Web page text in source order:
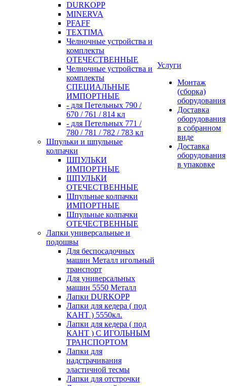
DURKOPP
MINERVA
PFAFF
TEXTIMA
Челночные устройства и
комплекты
ОТЕЧЕСТВЕННЫЕ
Челночные устройства и
комплекты
СПЕЦИАЛЬНЫЕ
ИМПОРТНЫЕ
- для Петельных 790 /
670 / 761 / 814 кл
- для Петельных 771 /
780 / 781 / 782 / 783 кл
Шпульки и шпульные
колпачки
ШПУЛЬКИ
ИМПОРТНЫЕ
ШПУЛЬКИ
ОТЕЧЕСТВЕННЫЕ
Шпульные колпачки
ИМПОРТНЫЕ
Шпульные колпачки
ОТЕЧЕСТВЕННЫЕ
Лапки универсальные и
подошвы
Для беспосадочных
машин Металл игольный
транспорт
Для универсальных
машин 5550 Металл
Лапки DURKOPP
Лапки для кедера ( под
КАНТ ) 5550кл.
Лапки для кедера ( под
КАНТ ) С ИГОЛЬНЫМ
ТРАНСПОРТОМ
Лапки для
надстрачивания
эластичной тесмы
Лапки для отстрочки
Услуги
Монтаж
(сборка)
оборудования
Доставка
оборудования
в собранном
виде
Доставка
оборудования
в упаковке